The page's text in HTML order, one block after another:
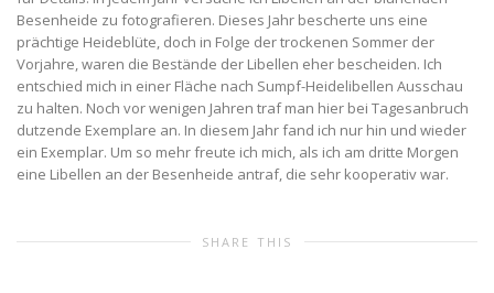
Besenheide zu fotografieren. Dieses Jahr bescherte uns eine
prächtige Heideblüte, doch in Folge der trockenen Sommer der
Vorjahre, waren die Bestände der Libellen eher bescheiden. Ich
entschied mich in einer Fläche nach Sumpf-Heidelibellen Ausschau
zu halten. Noch vor wenigen Jahren traf man hier bei Tagesanbruch
dutzende Exemplare an. In diesem Jahr fand ich nur hin und wieder
ein Exemplar. Um so mehr freute ich mich, als ich am dritte Morgen
eine Libellen an der Besenheide antraf, die sehr kooperativ war.
SHARE THIS